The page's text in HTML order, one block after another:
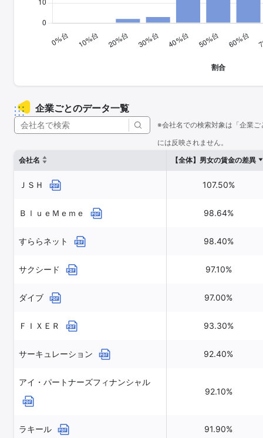
企業ごとのデータ一覧
※会社名での検索対象は「企業
には反映されません。
会社名
【全体】男女の賃金の差異
ＪＳＨ 107.50%
ＢｌｕｅＭｅｍｅ 98.64%
すららネット 98.40%
サクシード 97.10%
ダイブ 97.00%
ＦＩＸＥＲ 93.30%
サーキュレーション 92.40%
アイ・パートナーズフィナンシャル
92.10%
ラキール 91.90%